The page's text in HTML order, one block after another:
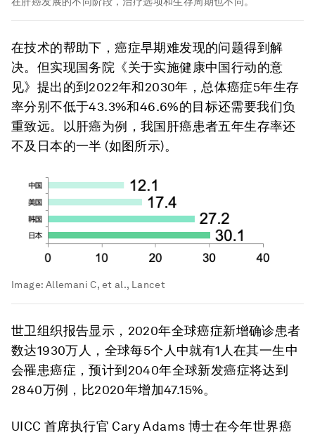
在技术的帮助下，癌症早期难发现的问题得到解
决。但实现国务院《关于实施健康中国行动的意
见》提出的到2022年和2030年，总体癌症5年生存
率分别不低于43.3%和46.6%的目标还需要我们负
重致远。以肝癌为例，我国肝癌患者五年生存率还
不及日本的一半 (如图所示)。
Image: Allemani C, et al., Lancet
世卫组织报告显示，2020年全球癌症新增确诊患者
数达1930万人，全球每5个人中就有1人在其一生中
会罹患癌症，预计到2040年全球新发癌症将达到
2840万例，比2020年增加47.15%。
UICC 首席执行官 Cary Adams 博士在今年世界癌